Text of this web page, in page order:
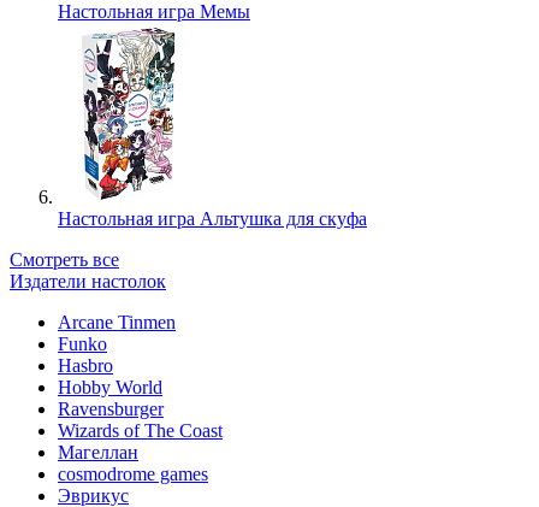
Настольная игра Мемы
Настольная игра Альтушка для скуфа
Смотреть все
Издатели настолок
Arcane Tinmen
Funko
Hasbro
Hobby World
Ravensburger
Wizards of The Coast
Магеллан
сosmodrome games
Эврикус